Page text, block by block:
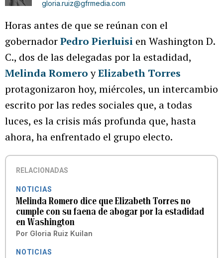
gloria.ruiz@gfrmedia.com
Horas antes de que se reúnan con el
gobernadorPedro Pierluisi en Washington D.
C., dos de las delegadas por la estadidad,
Melinda RomeroyElizabeth Torres
protagonizaron hoy, miércoles, un intercambio
escrito por las redes sociales que, a todas
luces, es la crisis más profunda que, hasta
ahora, ha enfrentado el grupo electo.
RELACIONADAS
NOTICIAS
Melinda Romero dice que Elizabeth Torres no
cumple con su faena de abogar por la estadidad
en Washington
Por Gloria Ruiz Kuilan
NOTICIAS